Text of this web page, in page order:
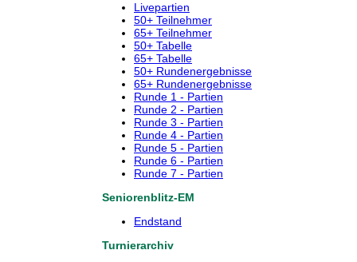
Livepartien
50+ Teilnehmer
65+ Teilnehmer
50+ Tabelle
65+ Tabelle
50+ Rundenergebnisse
65+ Rundenergebnisse
Runde 1 - Partien
Runde 2 - Partien
Runde 3 - Partien
Runde 4 - Partien
Runde 5 - Partien
Runde 6 - Partien
Runde 7 - Partien
Seniorenblitz-EM
Endstand
Turnierarchiv